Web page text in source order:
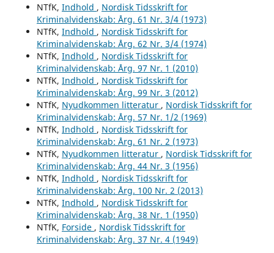
NTfK, Indhold , Nordisk Tidsskrift for
Kriminalvidenskab: Årg. 61 Nr. 3/4 (1973)
NTfK, Indhold , Nordisk Tidsskrift for
Kriminalvidenskab: Årg. 62 Nr. 3/4 (1974)
NTfK, Indhold , Nordisk Tidsskrift for
Kriminalvidenskab: Årg. 97 Nr. 1 (2010)
NTfK, Indhold , Nordisk Tidsskrift for
Kriminalvidenskab: Årg. 99 Nr. 3 (2012)
NTfK, Nyudkommen litteratur , Nordisk Tidsskrift for
Kriminalvidenskab: Årg. 57 Nr. 1/2 (1969)
NTfK, Indhold , Nordisk Tidsskrift for
Kriminalvidenskab: Årg. 61 Nr. 2 (1973)
NTfK, Nyudkommen litteratur , Nordisk Tidsskrift for
Kriminalvidenskab: Årg. 44 Nr. 3 (1956)
NTfK, Indhold , Nordisk Tidsskrift for
Kriminalvidenskab: Årg. 100 Nr. 2 (2013)
NTfK, Indhold , Nordisk Tidsskrift for
Kriminalvidenskab: Årg. 38 Nr. 1 (1950)
NTfK, Forside , Nordisk Tidsskrift for
Kriminalvidenskab: Årg. 37 Nr. 4 (1949)